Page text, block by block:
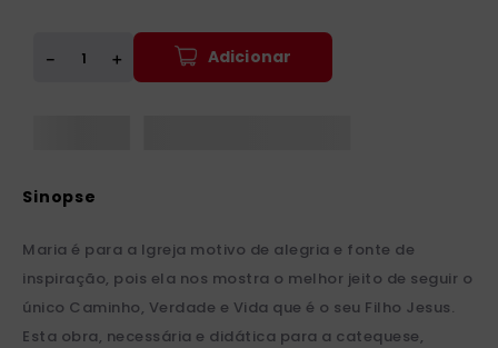
＋
－ Adicionar
Maria é para a Igreja motivo de alegria e fonte de
inspiração, pois ela nos mostra o melhor jeito de seguir o
único Caminho, Verdade e Vida que é o seu Filho Jesus.
Esta obra, necessária e didática para a catequese,